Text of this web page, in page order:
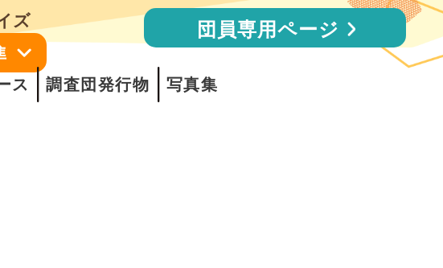
ズ 団員専用ページ
ス 調査団発行物 写真集